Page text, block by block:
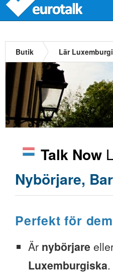
Butik Lär
Talk Now
Nybörjare,
Perfekt för
Är nybörjare
Luxemburgiska.